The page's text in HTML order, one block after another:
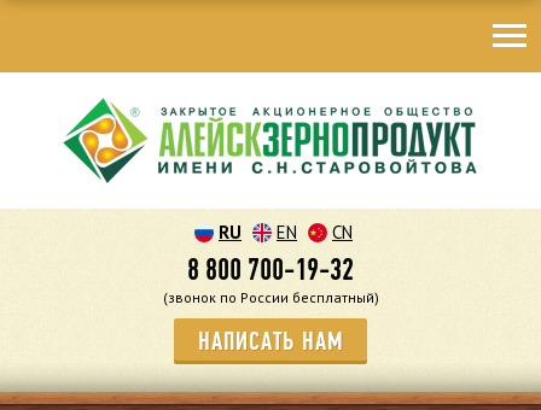
RU EN CN
8 800 700-19-32
(звонок по России бесплатный)
НАПИСАТЬ НАМ